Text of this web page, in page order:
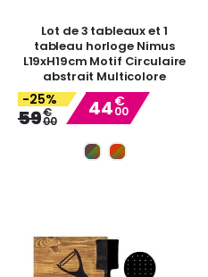
Lot de 3 tableaux et 1
tableau horloge Nimus
L19xH19cm Motif Circulaire
abstrait Multicolore
-25%
59€
00
Special
Price
44€
00